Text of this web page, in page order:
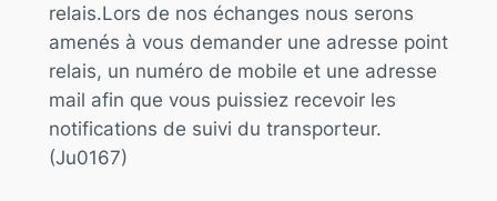
relais.Lors de nos échanges nous serons
amenés à vous demander une adresse point
relais, un numéro de mobile et une adresse
mail afin que vous puissiez recevoir les
notifications de suivi du transporteur.
(Ju0167)